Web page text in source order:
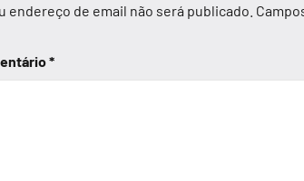
endereço de email não será publicado.
*